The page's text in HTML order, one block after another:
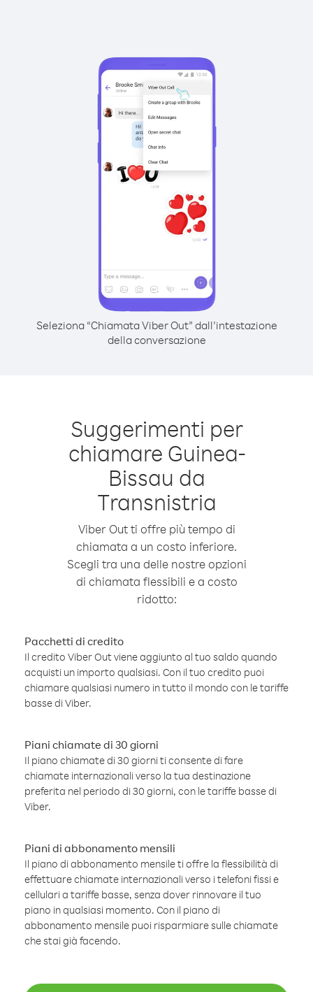
Seleziona “Chiamata Viber Out” dall’intestazione
della conversazione
Suggerimenti per
chiamare Guinea-
Bissau da
Transnistria
Viber Out ti offre più tempo di
chiamata a un costo inferiore.
Scegli tra una delle nostre opzioni
di chiamata flessibili e a costo
ridotto:
Pacchetti di credito
Il credito Viber Out viene aggiunto al tuo saldo quando
acquisti un importo qualsiasi. Con il tuo credito puoi
chiamare qualsiasi numero in tutto il mondo con le tariffe
basse di Viber.
Piani chiamate di 30 giorni
Il piano chiamate di 30 giorni ti consente di fare
chiamate internazionali verso la tua destinazione
preferita nel periodo di 30 giorni, con le tariffe basse di
Viber.
Piani di abbonamento mensili
Il piano di abbonamento mensile ti offre la flessibilità di
effettuare chiamate internazionali verso i telefoni fissi e
cellulari a tariffe basse, senza dover rinnovare il tuo
piano in qualsiasi momento. Con il piano di
abbonamento mensile puoi risparmiare sulle chiamate
che stai già facendo.